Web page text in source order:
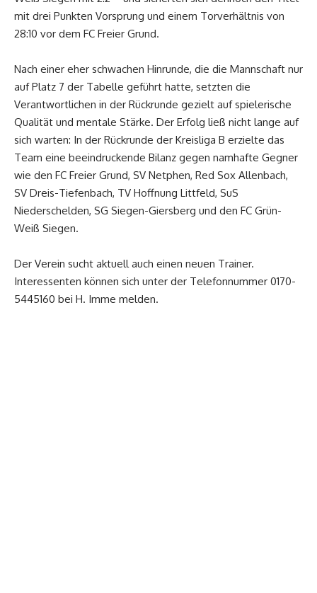
mit drei Punkten Vorsprung und einem Torverhältnis von
28:10 vor dem FC Freier Grund.
Nach einer eher schwachen Hinrunde, die die Mannschaft nur
auf Platz 7 der Tabelle geführt hatte, setzten die
Verantwortlichen in der Rückrunde gezielt auf spielerische
Qualität und mentale Stärke. Der Erfolg ließ nicht lange auf
sich warten: In der Rückrunde der Kreisliga B erzielte das
Team eine beeindruckende Bilanz gegen namhafte Gegner
wie den FC Freier Grund, SV Netphen, Red Sox Allenbach,
SV Dreis-Tiefenbach, TV Hoffnung Littfeld, SuS
Niederschelden, SG Siegen-Giersberg und den FC Grün-
Weiß Siegen.
Der Verein sucht aktuell auch einen neuen Trainer.
Interessenten können sich unter der Telefonnummer 0170-
5445160 bei H. Imme melden.